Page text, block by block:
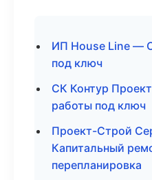
ИП House Line —
под ключ
СК Контур
работы под ключ
Проект-Строй
Капитальный
перепланировка